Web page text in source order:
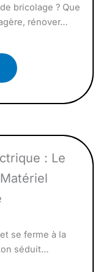
bricolage ? Que
rénover…
: Le
se ferme à la
séduit…